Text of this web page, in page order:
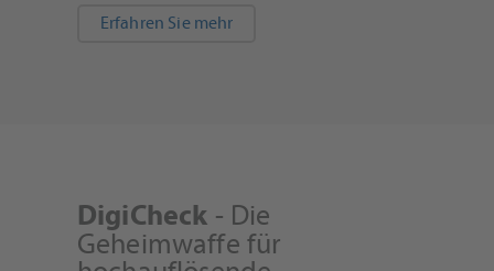
Erfahren Sie mehr
DigiCheck - Die
Geheimwaffe für